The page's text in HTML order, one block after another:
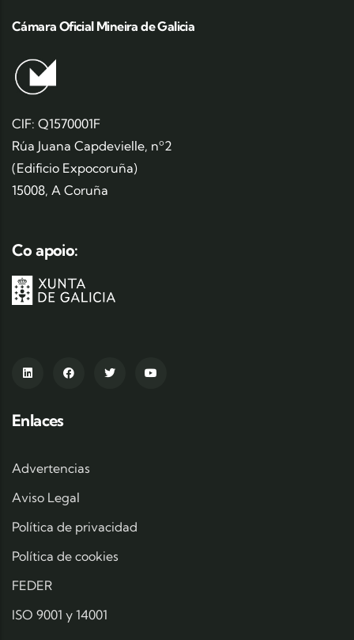
Cámara Oficial Mineira de Galicia
CIF: Q1570001F
Rúa Juana Capdevielle, nº2
(Edificio Expocoruña)
15008, A Coruña
Co apoio:
Enlaces
Advertencias
Aviso Legal
Política de privacidad
Política de cookies
FEDER
ISO 9001 y 14001